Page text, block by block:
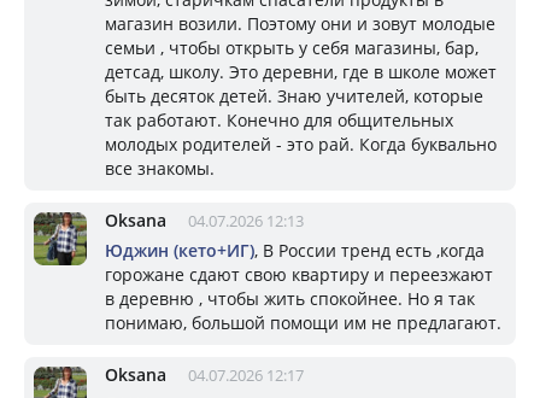
магазин возили. Поэтому они и зовут молодые
семьи , чтобы открыть у себя магазины, бар,
детсад, школу. Это деревни, где в школе может
быть десяток детей. Знаю учителей, которые
так работают. Конечно для общительных
молодых родителей - это рай. Когда буквально
все знакомы.
Oksana 04.07.2026 12:13
Юджин (кето+ИГ), В России тренд есть ,когда
горожане сдают свою квартиру и переезжают
в деревню , чтобы жить спокойнее. Но я так
понимаю, большой помощи им не предлагают.
Oksana 04.07.2026 12:17